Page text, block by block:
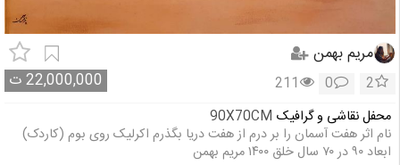
مریم بهمن
22,000,000ت 2
0
211
محفل نقاشی و گرافیک 90X70CM
نام اثر هفت آسمان را بر درم از هفت دریا بگذرم اکرلیک روی بوم (کاردک)
ابعاد ۹۰ در ۷۰ سال خلق ۱۴۰۰ مریم بهمن